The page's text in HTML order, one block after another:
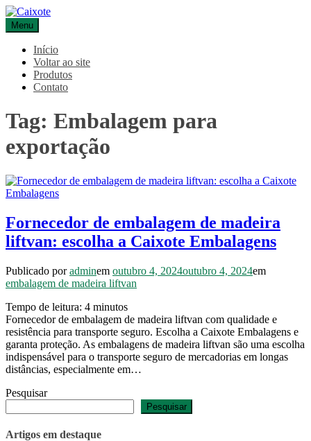
Pular
para
o
conteúdo
Caixote
Blog – Caixote
Menu
Início
Voltar ao site
Produtos
Contato
Tag: Embalagem para
exportação
Fornecedor de embalagem de madeira
liftvan: escolha a Caixote Embalagens
Publicado poradminem outubro 4, 2024outubro 4, 2024em
embalagem de madeira liftvan
Tempo de leitura: 4 minutos
Fornecedor de embalagem de madeira liftvan com qualidade e
resistência para transporte seguro. Escolha a Caixote Embalagens e
garanta proteção. As embalagens de madeira liftvan são uma escolha
indispensável para o transporte seguro de mercadorias em longas
distâncias, especialmente em…
Pesquisar
Pesquisar
Artigos em destaque